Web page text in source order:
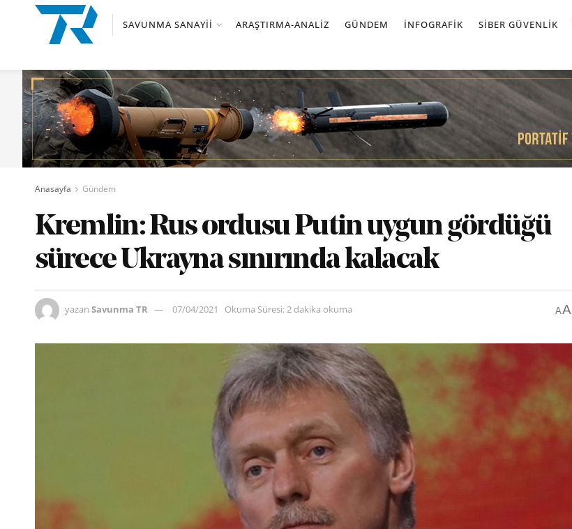
SAVUNMA SANAYII ARAŞTIRMA-ANALIZ GÜNDEM İNFOGRAFIK SIBER GÜVENLIK
Anasayfa Gündem
Kremlin: Rus ordusu Putin uygun gördüğü
sürece Ukrayna sınırında kalacak
yazan Savunma TR 07/04/2021 Okuma Süresi: 2 dakika okuma AA